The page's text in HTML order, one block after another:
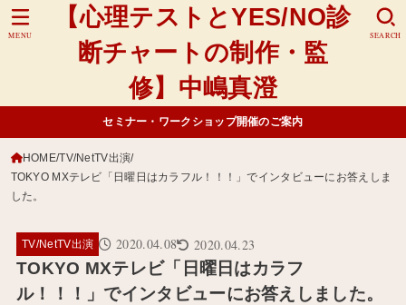
【心理テストとYES/NO診
断チャートの制作・監
修】中嶋真澄
SEARCH
MENU
セミナー・ワークショップ開催のご案内
HOME TV/NetTV出演
TOKYO MXテレビ「日曜日はカラフル！！！」でインタビューにお答えしま
した。
TV/NetTV出演 2020.04.08 2020.04.23
TOKYO MXテレビ「日曜日はカラフ
ル！！！」でインタビューにお答えしました。